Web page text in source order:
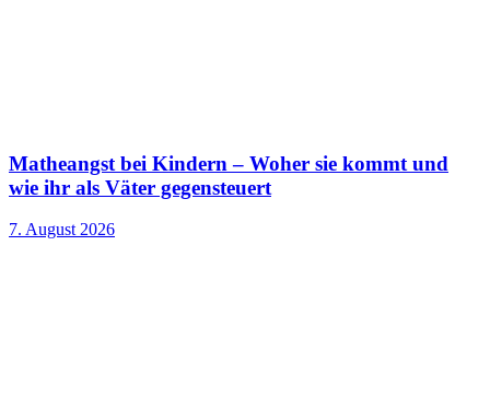
Matheangst bei Kindern – Woher sie kommt und
wie ihr als Väter gegensteuert
7. August 2026